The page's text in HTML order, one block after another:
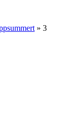
» 3